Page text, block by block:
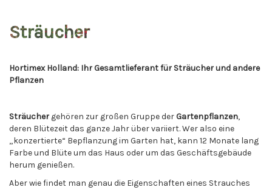
Sträucher
Hortimex Holland: Ihr Gesamtlieferant für Sträucherund andere
Pflanzen
Sträucher gehören zur großen Gruppe derGartenpflanzen,
deren Blütezeit das ganze Jahr über variiert. Wer also eine
„konzertierte“ Bepflanzung im Garten hat, kann 12 Monate lang
Farbe und Blüte um das Haus oder um das Geschäftsgebäude
herum genießen.
Aber wie findet man genau die Eigenschaften eines Strauches